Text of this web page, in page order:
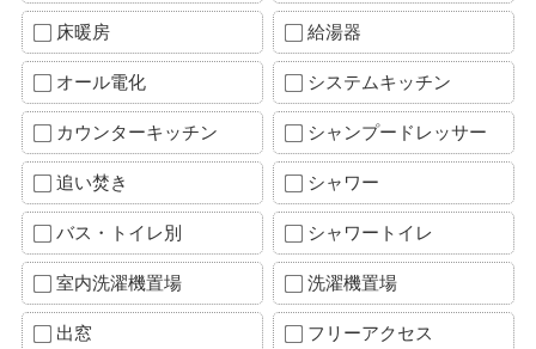
床暖房 給湯器
オール電化 システムキッチン
カウンターキッチン シャンプードレッサー
追い焚き シャワー
バス・トイレ別 シャワートイレ
室内洗濯機置場 洗濯機置場
出窓 フリーアクセス